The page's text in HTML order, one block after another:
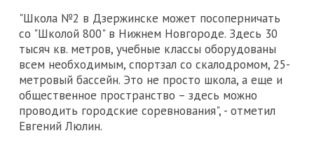
"Школа №2 в Дзержинске может посоперничать
со "Школой 800" в Нижнем Новгороде. Здесь 30
тысяч кв. метров, учебные классы оборудованы
всем необходимым, спортзал со скалодромом, 25-
метровый бассейн. Это не просто школа, а еще и
общественное пространство – здесь можно
проводить городские соревнования", - отметил
Евгений Люлин.